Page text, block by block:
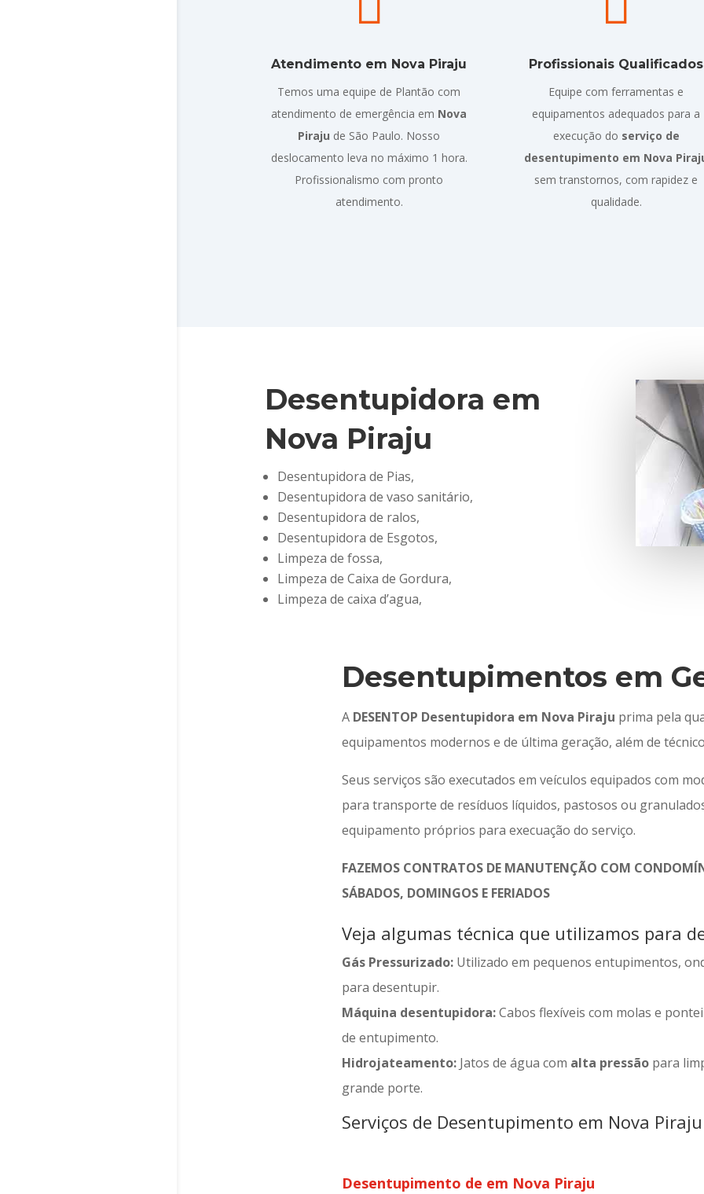
Atendimento em Nova Piraju
Temos uma equipe de Plantão com
atendimento de emergência em Nova
Piraju de São Paulo. Nosso
deslocamento leva no máximo 1 hora.
Profissionalismo com pronto
atendimento.
Profissionais Qualificados
Equipe com ferramentas e
equipamentos adequados para a
execução do serviço de
desentupimento em Nova
sem transtornos, com rapidez e
qualidade.
Desentupidora em
Nova Piraju
Desentupidora de Pias,
Desentupidora de vaso sanitário,
Desentupidora de ralos,
Desentupidora de Esgotos,
Limpeza de fossa,
Limpeza de Caixa de Gordura,
Limpeza de caixa d’agua,
Desentupimentos em
A DESENTOP Desentupidora em Nova Piraju prima pela
equipamentos modernos e de última geração, além de
Seus serviços são executados em veículos equipados com
para transporte de resíduos líquidos, pastosos ou
equipamento próprios para execuação do serviço.
FAZEMOS CONTRATOS DE MANUTENÇÃO COM
SÁBADOS, DOMINGOS E FERIADOS
Veja algumas técnica que utilizamos para
Gás Pressurizado:Utilizado em pequenos entupimentos,
para desentupir.
Máquina desentupidora:Cabos flexíveis com molas e
de entupimento.
Hidrojateamento:Jatos de água com alta pressãopara
grande porte.
Serviços de Desentupimento em Nova Piraju
Desentupimento de em Nova Piraju